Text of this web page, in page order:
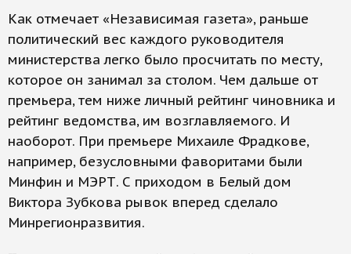
Как отмечает «Независимая газета», раньше
политический вес каждого руководителя
министерства легко было просчитать по месту,
которое он занимал за столом. Чем дальше от
премьера, тем ниже личный рейтинг чиновника и
рейтинг ведомства, им возглавляемого. И
наоборот. При премьере Михаиле Фрадкове,
например, безусловными фаворитами были
Минфин и МЭРТ. С приходом в Белый дом
Виктора Зубкова рывок вперед сделало
Минрегионразвития.